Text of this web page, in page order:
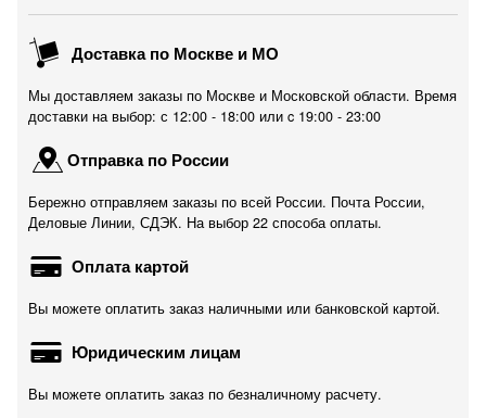
Доставка по Москве и МО
Мы доставляем заказы по Москве и Московской области. Время
доставки на выбор: с 12:00 - 18:00 или c 19:00 - 23:00
Отправка по России
Бережно отправляем заказы по всей России. Почта России,
Деловые Линии, СДЭК. На выбор 22 способа оплаты.
Оплата картой
Вы можете оплатить заказ наличными или банковской картой.
Юридическим лицам
Вы можете оплатить заказ по безналичному расчету.